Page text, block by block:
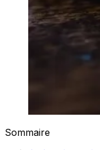
Sommaire